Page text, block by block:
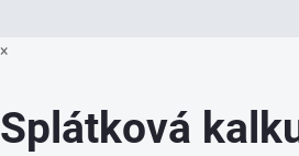
×
Splátková